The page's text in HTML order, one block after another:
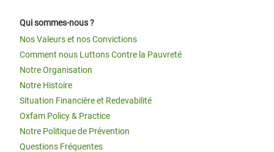
Qui sommes-nous ?
Nos Valeurs et nos Convictions
Comment nous Luttons Contre la Pauvreté
Notre Organisation
Notre Histoire
Situation Financière et Redevabilité
Oxfam Policy & Practice
Notre Politique de Prévention
Questions Fréquentes